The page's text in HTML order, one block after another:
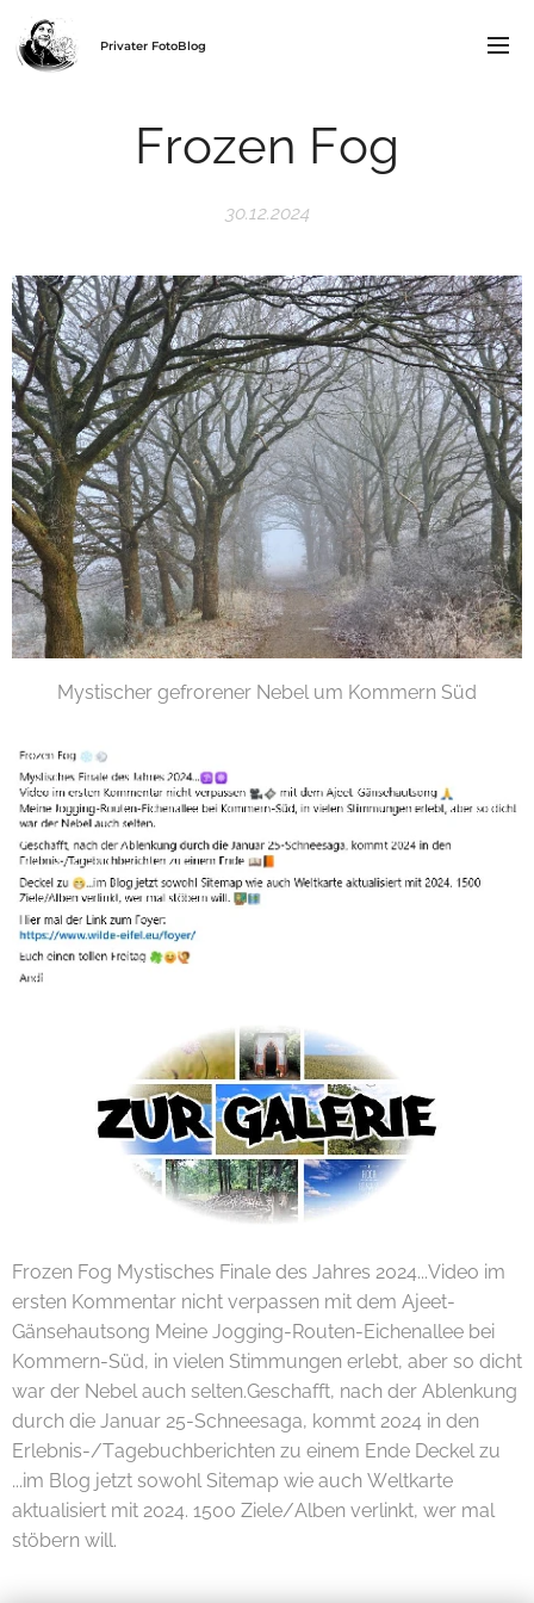
Privater FotoBlog
Frozen Fog
30.12.2024
Mystischer gefrorener Nebel um Kommern Süd
Frozen Fog Mystisches Finale des Jahres 2024...Video im
ersten Kommentar nicht verpassen mit dem Ajeet-
Gänsehautsong Meine Jogging-Routen-Eichenallee bei
Kommern-Süd, in vielen Stimmungen erlebt, aber so dicht
war der Nebel auch selten.Geschafft, nach der Ablenkung
durch die Januar 25-Schneesaga, kommt 2024 in den
Erlebnis-/Tagebuchberichten zu einem Ende Deckel zu
...im Blog jetzt sowohl Sitemap wie auch Weltkarte
aktualisiert mit 2024. 1500 Ziele/Alben verlinkt, wer mal
stöbern will.